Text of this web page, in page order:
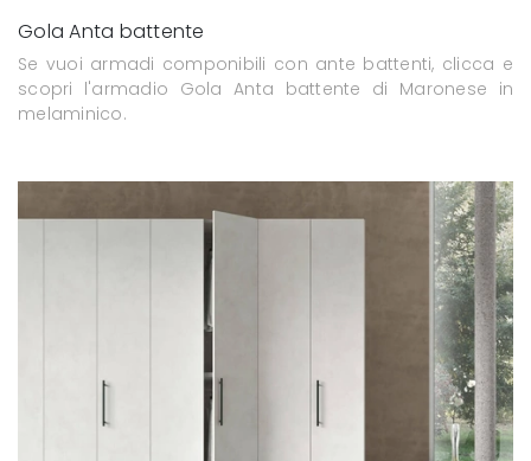
Gola Anta battente
Se vuoi armadi componibili con ante battenti, clicca e
scopri l'armadio Gola Anta battente di Maronese in
melaminico.